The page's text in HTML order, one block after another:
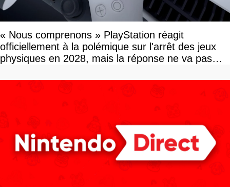
« Nous comprenons » PlayStation réagit
officiellement à la polémique sur l'arrêt des jeux
physiques en 2028, mais la réponse ne va pas